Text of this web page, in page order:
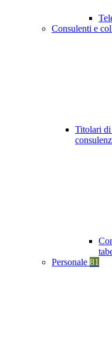
Consulenti e
Titolari
Personale 81